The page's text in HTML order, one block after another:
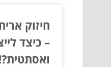
חיזוק
– כיצד